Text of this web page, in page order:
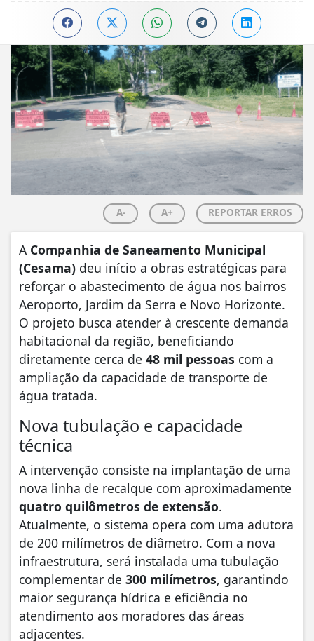
A- A+ REPORTAR ERROS
​A Companhia de Saneamento Municipal
(Cesama) deu início a obras estratégicas para
reforçar o abastecimento de água nos bairros
Aeroporto, Jardim da Serra e Novo Horizonte.
O projeto busca atender à crescente demanda
habitacional da região, beneficiando
diretamente cerca de 48 mil pessoas com a
ampliação da capacidade de transporte de
água tratada.
​Nova tubulação e capacidade
técnica
​A intervenção consiste na implantação de uma
nova linha de recalque com aproximadamente
quatro quilômetros de extensão.
Atualmente, o sistema opera com uma adutora
de 200 milímetros de diâmetro. Com a nova
infraestrutura, será instalada uma tubulação
complementar de 300 milímetros, garantindo
maior segurança hídrica e eficiência no
atendimento aos moradores das áreas
adjacentes.